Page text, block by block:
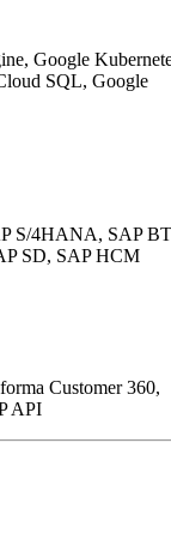
Google
SQL, Google
S/4HANA, SAP
SD, SAP HCM
Customer 360,
API